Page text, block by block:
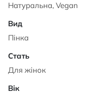
Натуральна, Vegan
Пінка
Для жінок